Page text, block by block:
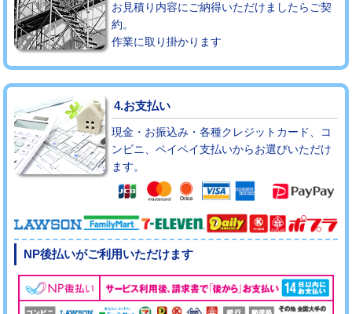
お見積り内容にご納得いただけましたらご契
約。
作業に取り掛かります
4.お支払い
現金・お振込み・各種クレジットカード、コ
ンビニ、ペイペイ支払いからお選びいただけ
ます。
NP後払いがご利用いただけます